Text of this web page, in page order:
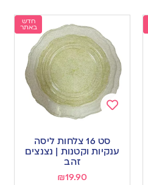
חדש
באתר
wishlist
סט 16 צלחות ליסה
ענקיות וקטנות | נצנצים
זהב
₪19.90